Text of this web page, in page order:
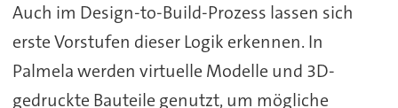
Auch im Design-to-Build-Prozess lassen sich
erste Vorstufen dieser Logik erkennen. In
Palmela werden virtuelle Modelle und 3D-
gedruckte Bauteile genutzt, um mögliche